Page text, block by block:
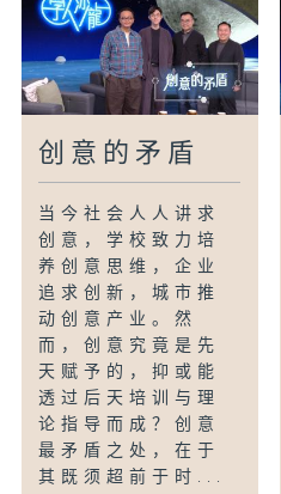
创意的矛盾
当今社会人人讲求
创意，学校致力培
养创意思维，企业
追求创新，城市推
动创意产业。然
而，创意究竟是先
天赋予的，抑或能
透过后天培训与理
论指导而成？创意
最矛盾之处，在于
其既须超前于时...